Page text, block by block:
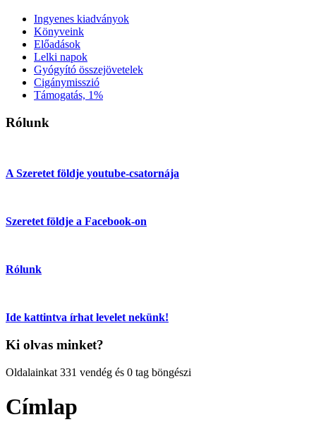
Ingyenes kiadványok
Könyveink
Előadások
Lelki napok
Gyógyító összejövetelek
Cigánymisszió
Támogatás, 1%
Rólunk
A Szeretet földje youtube-csatornája
Szeretet földje a Facebook-on
Rólunk
Ide kattintva írhat levelet nekünk!
Ki olvas minket?
Oldalainkat 331 vendég és 0 tag böngészi
Címlap